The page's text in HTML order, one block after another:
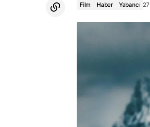
Film Haber Yabancı